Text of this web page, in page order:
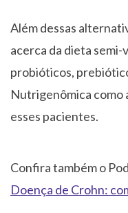
Além dessas
acerca da dieta
probióticos,
Nutrigenômica
esses pacientes.
Confira também o
Doença de Crohn: